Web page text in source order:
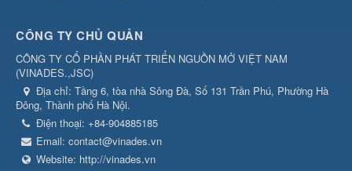
CÔNG TY CHỦ QUẢN
CÔNG TY CỔ PHẦN PHÁT TRIỂN NGUỒN MỞ VIỆT NAM
(VINADES.,JSC)
Địa chỉ: Tầng 6, tòa nhà Sông Đà, Số 131 Trần Phú, Phường Hà
Đông, Thành phố Hà Nội.
Điện thoại: +84-904885185
Email: contact@vinades.vn
Website: http://vinades.vn